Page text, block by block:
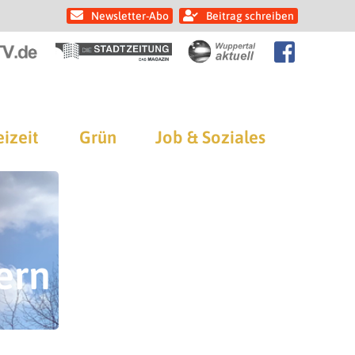
Newsletter-Abo Beitrag schreiben
Grün Job & Soziales